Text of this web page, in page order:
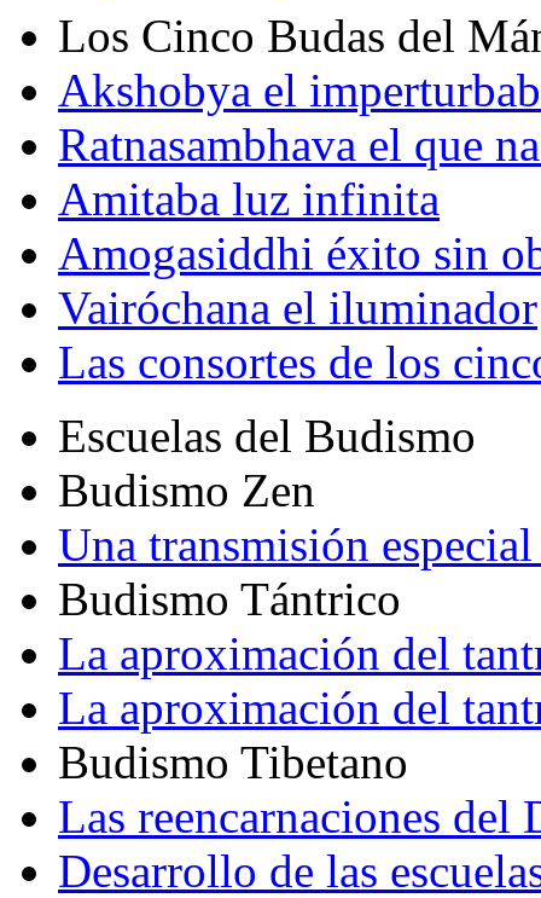
Los Cinco Budas del
Akshobya el
Ratnasambhava el que
Amitaba luz infinita
Amogasiddhi éxito sin
Vairóchana el iluminador
Las consortes de los
Escuelas del Budismo
Budismo Zen
Una transmisión
Budismo Tántrico
La aproximación del
La aproximación del
Budismo Tibetano
Las reencarnaciones del
Desarrollo de las